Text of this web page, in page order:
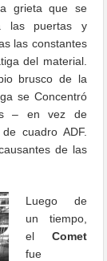
grieta que se
las puertas y
las constantes
del material.
brusco de la
se Concentró
– en vez de
cuadro ADF.
de las
Luego de
un tiempo,
el Comet
fue